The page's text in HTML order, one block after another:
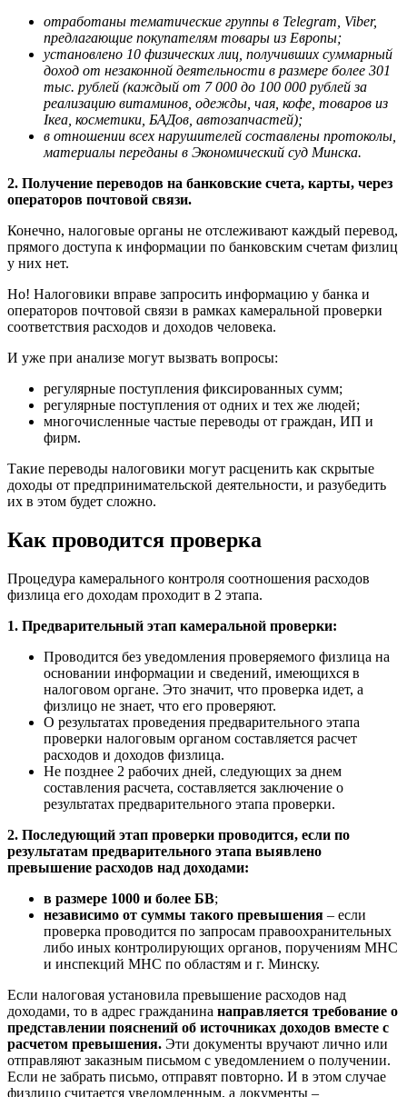
отработаны тематические группы в Telegram, Viber,
предлагающие покупателям товары из Европы;
установлено 10 физических лиц, получивших суммарный
доход от незаконной деятельности в размере более 301
тыс. рублей (каждый от 7 000 до 100 000 рублей за
реализацию витаминов, одежды, чая, кофе, товаров из
Iкеа, косметики, БАДов, автозапчастей);
в отношении всех нарушителей составлены протоколы,
материалы переданы в Экономический суд Минска.
2. Получение переводов на банковские счета, карты, через
операторов почтовой связи.
Конечно, налоговые органы не отслеживают каждый перевод,
прямого доступа к информации по банковским счетам физлиц
у них нет.
Но! Налоговики вправе запросить информацию у банка и
операторов почтовой связи в рамках камеральной проверки
соответствия расходов и доходов человека.
И уже при анализе могут вызвать вопросы:
регулярные поступления фиксированных сумм;
регулярные поступления от одних и тех же людей;
многочисленные частые переводы от граждан, ИП и
фирм.
Такие переводы налоговики могут расценить как скрытые
доходы от предпринимательской деятельности, и разубедить
их в этом будет сложно.
Как проводится проверка
Процедура камерального контроля соотношения расходов
физлица его доходам проходит в 2 этапа.
1. Предварительный этап камеральной проверки:
Проводится без уведомления проверяемого физлица на
основании информации и сведений, имеющихся в
налоговом органе. Это значит, что проверка идет, а
физлицо не знает, что его проверяют.
О результатах проведения предварительного этапа
проверки налоговым органом составляется расчет
расходов и доходов физлица.
Не позднее 2 рабочих дней, следующих за днем
составления расчета, составляется заключение о
результатах предварительного этапа проверки.
2. Последующий этап проверки проводится, если по
результатам предварительного этапа выявлено
превышение расходов над доходами:
в размере 1000 и более БВ;
независимо от суммы такого превышения – если
проверка проводится по запросам правоохранительных
либо иных контролирующих органов, поручениям МНС
и инспекций МНС по областям и г. Минску.
Если налоговая установила превышение расходов над
доходами, то в адрес гражданина направляется требование о
представлении пояснений об источниках доходов вместе с
расчетом превышения. Эти документы вручают лично или
отправляют заказным письмом с уведомлением о получении.
Если не забрать письмо, отправят повторно. И в этом случае
физлицо считается уведомленным, а документы –